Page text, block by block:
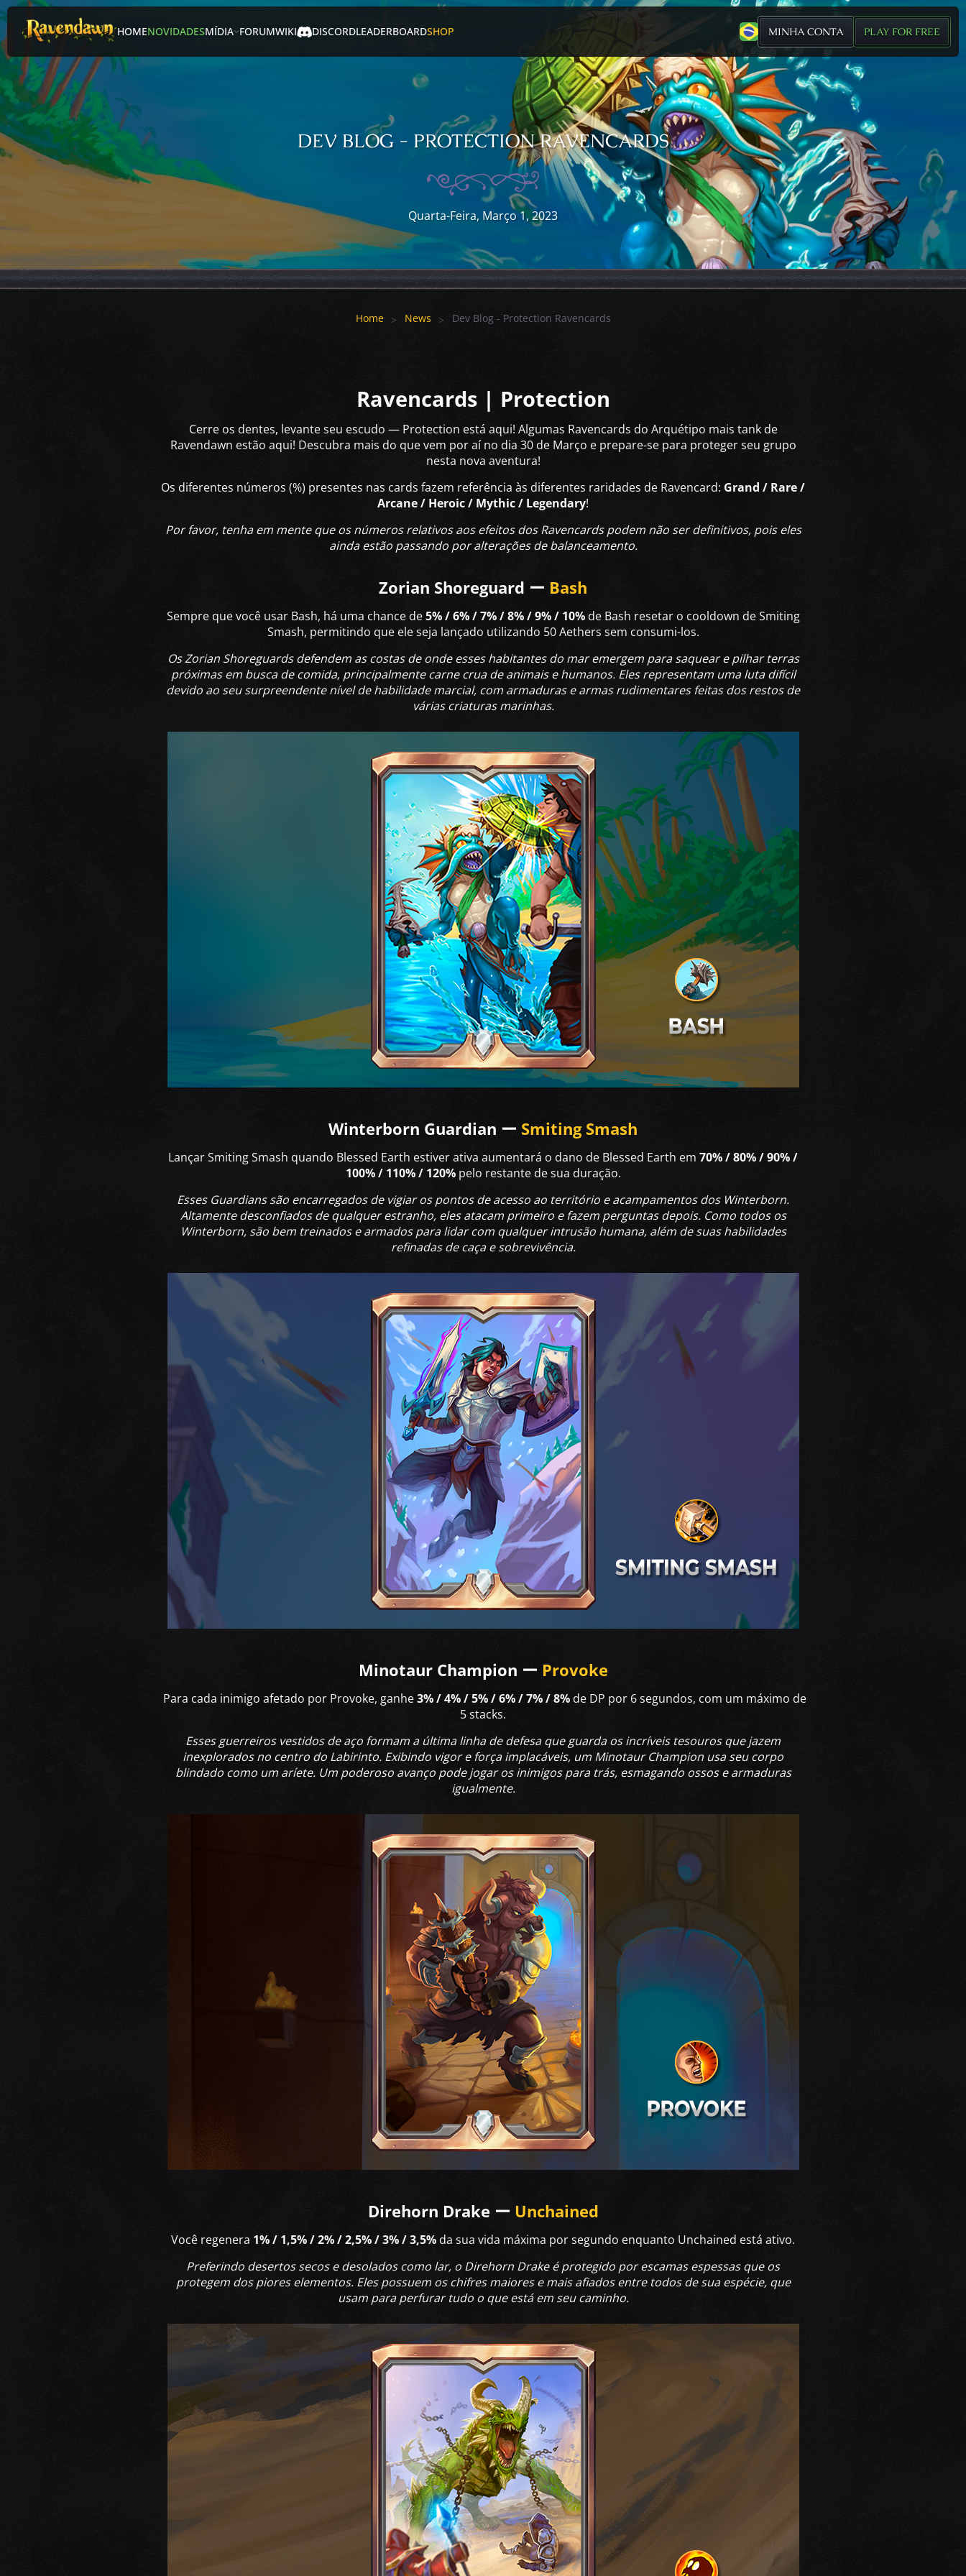
HOMENOVIDADESMÍDIA FORUMWIKI DISCORDLEADERBOARDSHOP MINHA CONTA PLAY FOR FREE
DEV BLOG - PROTECTION RAVENCARDS
Quarta-Feira, Março 1, 2023
Home News Dev Blog - Protection Ravencards
Ravencards | Protection
Cerre os dentes, levante seu escudo — Protection está aqui! Algumas Ravencards do Arquétipo mais tank de
Ravendawn estão aqui! Descubra mais do que vem por aí no dia 30 de Março e prepare-se para proteger seu grupo
nesta nova aventura!
Os diferentes números (%) presentes nas cards fazem referência às diferentes raridades de Ravencard: Grand / Rare /
Arcane / Heroic / Mythic / Legendary!
Por favor, tenha em mente que os números relativos aos efeitos dos Ravencards podem não ser definitivos, pois eles
ainda estão passando por alterações de balanceamento.
Zorian Shoreguard ー Bash
Sempre que você usar Bash, há uma chance de5% / 6% / 7% / 8% / 9% / 10%de Bash resetar o cooldown de Smiting
Smash, permitindo que ele seja lançado utilizando 50 Aethers sem consumi-los.
Os Zorian Shoreguards defendem as costas de onde esses habitantes do mar emergem para saquear e pilhar terras
próximas em busca de comida, principalmente carne crua de animais e humanos. Eles representam uma luta difícil
devido ao seu surpreendente nível de habilidade marcial, com armaduras e armas rudimentares feitas dos restos de
várias criaturas marinhas.
Winterborn Guardian ー Smiting Smash
Lançar Smiting Smash quando Blessed Earth estiver ativa aumentará o dano de Blessed Earth em 70% / 80% / 90% /
100% / 110% / 120%pelo restante de sua duração.
Esses Guardians são encarregados de vigiar os pontos de acesso ao território e acampamentos dos Winterborn.
Altamente desconfiados de qualquer estranho, eles atacam primeiro e fazem perguntas depois. Como todos os
Winterborn, são bem treinados e armados para lidar com qualquer intrusão humana, além de suas habilidades
refinadas de caça e sobrevivência.
Minotaur Champion ー Provoke
Para cada inimigo afetado por Provoke, ganhe3% / 4% / 5% / 6% / 7% / 8%de DP por 6 segundos, com um máximo de
5 stacks.
Esses guerreiros vestidos de aço formam a última linha de defesa que guarda os incríveis tesouros que jazem
inexplorados no centro do Labirinto. Exibindo vigor e força implacáveis, um Minotaur Champion usa seu corpo
blindado como um aríete. Um poderoso avanço pode jogar os inimigos para trás, esmagando ossos e armaduras
igualmente.
Direhorn Drake ー Unchained
Você regenera 1% / 1,5% / 2% / 2,5% / 3% / 3,5% da sua vida máxima por segundo enquanto Unchained está ativo.
Preferindo desertos secos e desolados como lar, o Direhorn Drake é protegido por escamas espessas que os
protegem dos piores elementos. Eles possuem os chifres maiores e mais afiados entre todos de sua espécie, que
usam para perfurar tudo o que está em seu caminho.